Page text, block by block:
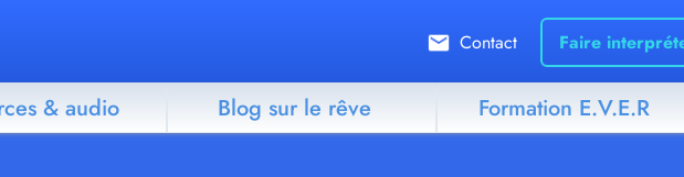
Contact Faire
& audio Blog sur le rêve Formation E.V.E.R